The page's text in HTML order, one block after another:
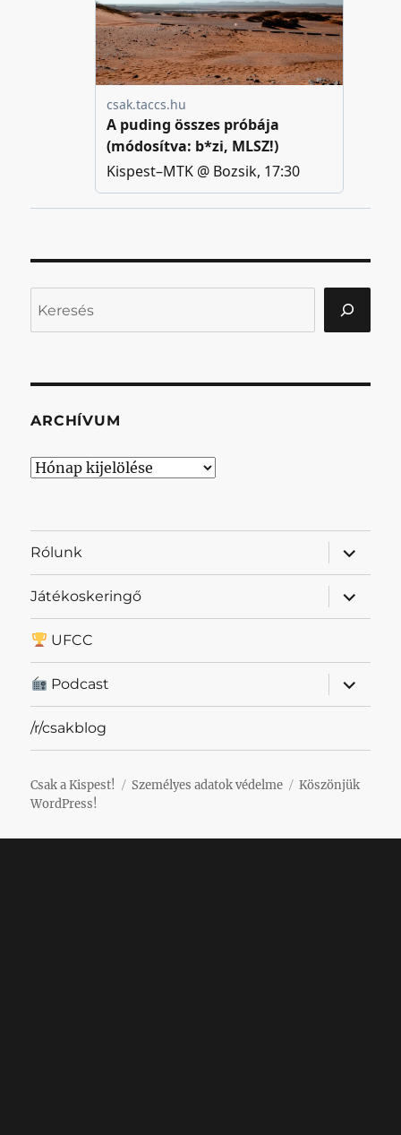
ARCHÍVUM
Archívum
Rólunk
almenü
Játékoskeringő
almenü
UFCC
Podcast
almenü
/r/csakblog
Csak a Kispest! Személyes adatok védelme
Köszönjük
WordPress!